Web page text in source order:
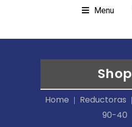
Menu
Shop
Home Reductoras
90-40